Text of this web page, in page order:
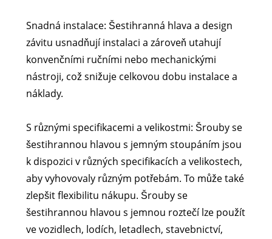
Snadná instalace: Šestihranná hlava a design
závitu usnadňují instalaci a zároveň utahují
konvenčními ručními nebo mechanickými
nástroji, což snižuje celkovou dobu instalace a
náklady.
S různými specifikacemi a velikostmi: Šrouby se
šestihrannou hlavou s jemným stoupáním jsou
k dispozici v různých specifikacích a velikostech,
aby vyhovovaly různým potřebám. To může také
zlepšit flexibilitu nákupu. Šrouby se
šestihrannou hlavou s jemnou roztečí lze použít
ve vozidlech, lodích, letadlech, stavebnictví,